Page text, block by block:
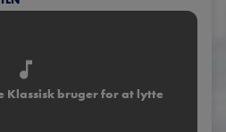
Klassisk bruger for at lytte